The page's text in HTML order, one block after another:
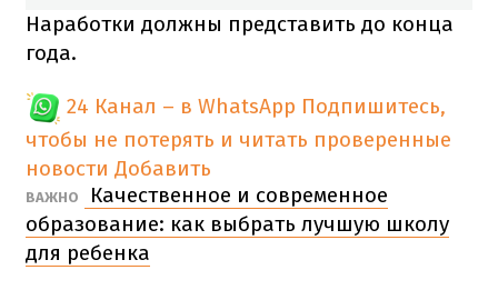
Наработки должны представить до конца
года.
24 Канал – в WhatsApp Подпишитесь,
чтобы не потерять и читать проверенные
новости Добавить
ВАЖНО
Качественное и современное
образование: как выбрать лучшую школу
для ребенка